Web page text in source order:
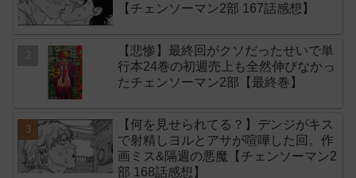
【チェンソーマン2部 167話感想】
【悲惨】最終回がクソだったせいで単
行本24巻の初週売上も全然伸びなかっ
たチェンソーマン2部【最終巻】
【何を見せられてる？】デンジがキス
で射精しヨルとアサが喧嘩した回。作
画ミス&隔週の悪魔【チェンソーマン2
部 168話感想】